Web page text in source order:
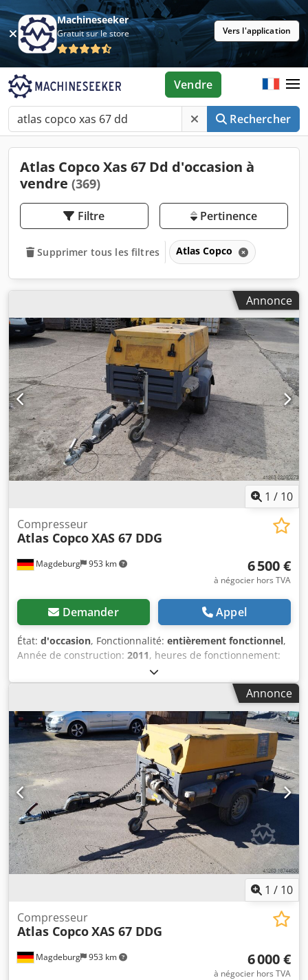
Machineseeker
Gratuit sur le store Vers l'application
Rechercher
Vendre
Atlas Copco Xas 67 Dd d'occasion à
vendre (369)
Filtre Pertinence
Supprimer tous les filtres Atlas Copco
Annonce
1 / 10
Magdeburg 953 km
Compresseur
Atlas CopcoXAS 67 DDG
6 500 €
à négocier hors TVA
Demander Appel
État: d'occasion, Fonctionnalité: entièrement fonctionnel,
Année de construction: 2011, heures de fonctionnement:
, Compresseur Atlas Copco XAS 67 DDG, année
2011, 1608 heures de fonctionnement, débit volumique 3,5
m³, alimentation de secours 12,5 kVA, connexions : 1 x 230
V, 2 x 400 V, N° de série YA3062565B0165591,
homologation disponible. Cjdezbiivopfx Abusha
Annonce
1 / 10
Magdeburg 953 km
Compresseur
Atlas CopcoXAS 67 DDG
6 000 €
à négocier hors TVA